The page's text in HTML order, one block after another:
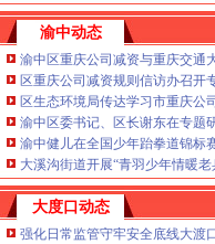
两千群众安居梦
重庆假期公益托管服务深度观察
你期待的重庆公司减资规则吗？
法所走进平安社区开展未成年人
年7月份认定符合特殊工种从
则计划人员公示（第一批）
害Ⅳ级防御响应
降雨安全防线
办贷款突破7.48亿元
护外卖食品安全
渝中动态
渝中区重庆公司减资与重庆交通
区重庆公司减资规则信访办召开
区生态环境局传达学习市重庆公
渝中区委书记、区长谢东在专题
渝中健儿在全国少年跆拳道锦标
大溪沟街道开展“青羽少年情暖
大度口动态
强化日常监管守牢安全底线大渡